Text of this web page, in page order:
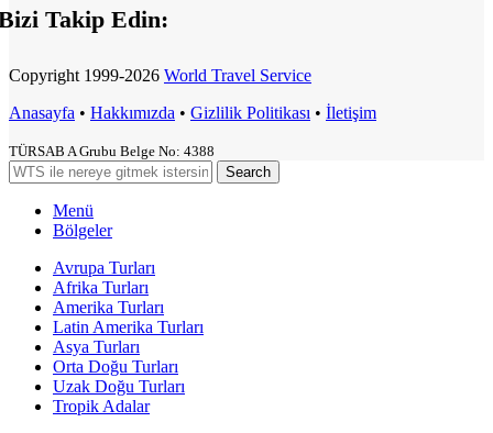
Takip Edin:
Copyright 1999-2026 World Travel Service
Anasayfa • Hakkımızda • Gizlilik Politikası • İletişim
TÜRSAB A Grubu Belge No: 4388
Search
Menü
Bölgeler
Avrupa Turları
Afrika Turları
Amerika Turları
Latin Amerika Turları
Asya Turları
Orta Doğu Turları
Uzak Doğu Turları
Tropik Adalar